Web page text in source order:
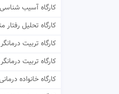
کارگاه آسیب
کارگاه تحلیل رفتار
کارگاه تربیت
کارگاه تربیت
کارگاه خانواده